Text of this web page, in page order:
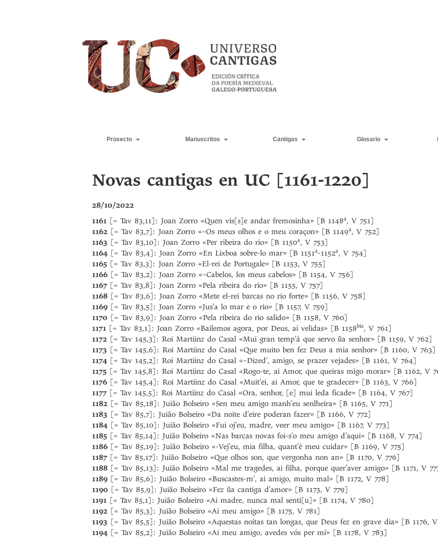
Proxecto Manuscritos Cantigas Glosario
Novas cantigas en UC [1161-1220]
28/10/2022
1161 [= Tav 83,11]: Joan Zorro «Quen vis[s]e andar fremosinha» [B 1148a, V 751]
1162 [= Tav 83,7]: Joan Zorro «–Os meus olhos e o meu coraçon» [B 1149a, V 752]
1163 [= Tav 83,10]: Joan Zorro «Per ribeira do rio» [B 1150a, V 753]
1164 [= Tav 83,4]: Joan Zorro «En Lixboa sobre-lo mar» [B 1151a-1152a, V 754]
1165 [= Tav 83,3]: Joan Zorro «El-rei de Portugale» [B 1153, V 755]
1166 [= Tav 83,2]: Joan Zorro «–Cabelos, los meus cabelos» [B 1154, V 756]
1167 [= Tav 83,8]: Joan Zorro «Pela ribeira do rio» [B 1155, V 757]
1168 [= Tav 83,6]: Joan Zorro «Mete el-rei barcas no rio forte» [B 1156, V 758]
1169 [= Tav 83,5]: Joan Zorro «Jus’a lo mar e o rio» [B 1157, V 759]
1170 [= Tav 83,9]: Joan Zorro «Pela ribeira do rio salido» [B 1158, V 760]
1171 [= Tav 83,1]: Joan Zorro «Bailemos agora, por Deus, ai velidas» [B 1158bis, V 761]
1172 [= Tav 145,3]: Roi Martiinz do Casal «Mui gran temp’á que servo ũa senhor» [B 1159, V 762]
1173 [= Tav 145,6]: Roi Martiinz do Casal «Que muito ben fez Deus a mia senhor» [B 1160, V 763]
1174 [= Tav 145,2]: Roi Martiinz do Casal «–Dized’, amigo, se prazer vejades» [B 1161, V 764]
1175 [= Tav 145,8]: Roi Martiinz do Casal «Rogo-te, ai Amor, que queiras migo morar» [B 1162, V
1176 [= Tav 145,4]: Roi Martiinz do Casal «Muit’ei, ai Amor, que te gradecer» [B 1163, V 766]
1177 [= Tav 145,5]: Roi Martiinz do Casal «Ora, senhor, [e] mui leda ficade» [B 1164, V 767]
1182 [= Tav 85,18]: Juião Bolseiro «Sen meu amigo manh’eu senlheira» [B 1165, V 771]
1183 [= Tav 85,7]: Juião Bolseiro «Da noite d’eire poderan fazer» [B 1166, V 772]
1184 [= Tav 85,10]: Juião Bolseiro «Fui oj’eu, madre, veer meu amigo» [B 1167, V 773]
1185 [= Tav 85,14]: Juião Bolseiro «Nas barcas novas foi-s’o meu amigo d’aqui» [B 1168, V 774]
1186 [= Tav 85,19]: Juião Bolseiro «-Vej’eu, mia filha, quant’é meu cuidar» [B 1169, V 775]
1187 [= Tav 85,17]: Juião Bolseiro «Que olhos son, que vergonha non an» [B 1170, V 776]
1188 [= Tav 85,13]: Juião Bolseiro «Mal me tragedes, ai filha, porque quer’aver amigo» [B 1171, V
1189 [= Tav 85,6]: Juião Bolseiro «Buscastes-m’, ai amigo, muito mal» [B 1172, V 778]
1190 [= Tav 85,9]: Juião Bolseiro «Fez ũa cantiga d’amor» [B 1173, V 779]
1191 [= Tav 85,1]: Juião Bolseiro «Ai madre, nunca mal senti[u]» [B 1174, V 780]
1192 [= Tav 85,3]: Juião Bolseiro «Ai meu amigo» [B 1175, V 781]
1193 [= Tav 85,5]: Juião Bolseiro «Aquestas noitas tan longas, que Deus fez en grave dia» [B 1176,
1194 [= Tav 85,2]: Juião Bolseiro «Ai meu amigo, avedes vós per mí» [B 1178, V 783]